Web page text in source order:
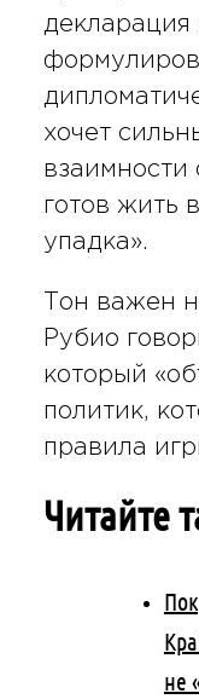
декларация
хочет
готов жить
упадка».
Тон важен
Рубио
который
политик,
правила
Читайте
не